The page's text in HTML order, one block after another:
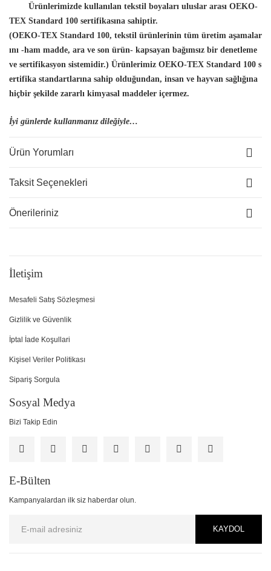
Ürünlerimizde kullanılan tekstil boyaları uluslar arası OEKO-
TEX Standard 100 sertifikasına sahiptir.
(OEKO-TEX Standard 100, tekstil ürünlerinin tüm üretim aşamalar
ını -ham madde, ara ve son ürün- kapsayan bağımsız bir denetleme
ve sertifikasyon sistemidir.) Ürünlerimiz OEKO-TEX Standard 100 s
ertifika standartlarına sahip olduğundan, insan ve hayvan sağlığına
hiçbir şekilde zararlı kimyasal maddeler içermez.
İyi günlerde kullanmanız dileğiyle…
Ürün Yorumları
Taksit Seçenekleri
Önerileriniz
İletişim
Mesafeli Satış Sözleşmesi
Gizlilik ve Güvenlik
İptal İade Koşullari
Kişisel Veriler Politikası
Sipariş Sorgula
Sosyal Medya
Bizi Takip Edin
E-Bülten
Kampanyalardan ilk siz haberdar olun.
KAYDOL